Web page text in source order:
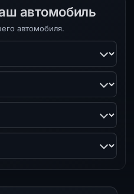
автомобиль
автомобиля.